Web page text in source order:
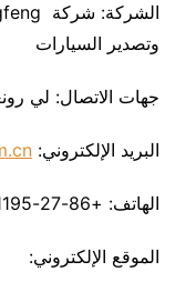
وتصدير السيارات
جهات الاتصال: لي
البريد الإلكتروني:
الهاتف: +86-27-84301195
الموقع الإلكتروني: